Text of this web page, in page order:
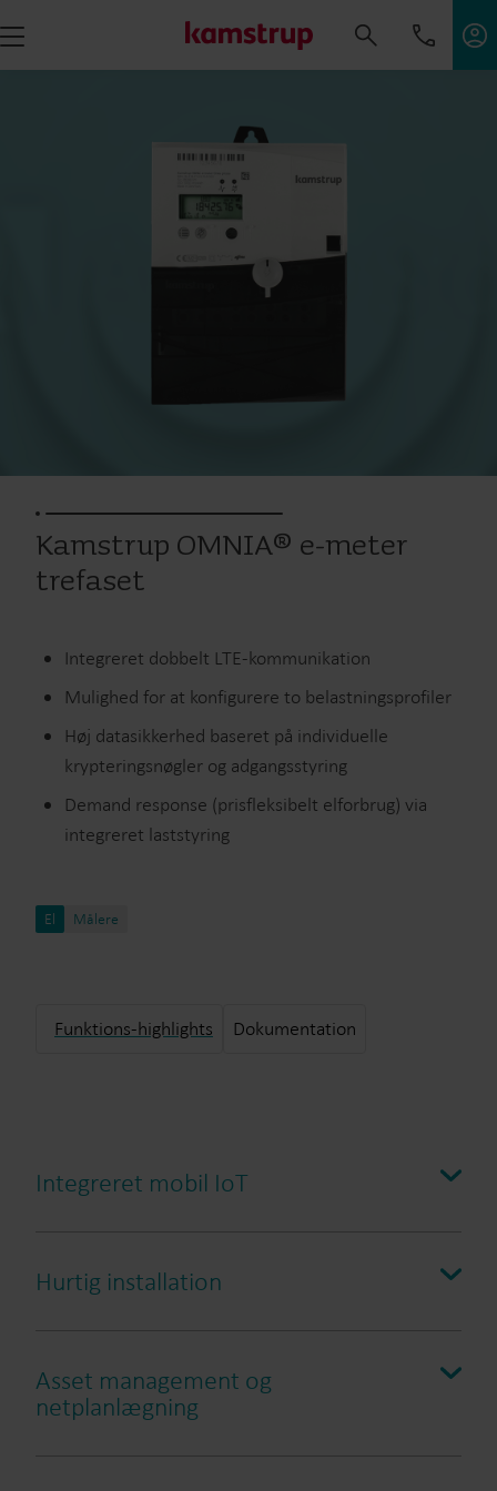
Kamstrup OMNIA® e-meter
trefaset
Integreret dobbelt LTE-kommunikation
Mulighed for at konfigurere to belastningsprofiler
Høj datasikkerhed baseret på individuelle
krypteringsnøgler og adgangsstyring
Demand response (prisfleksibelt elforbrug) via
integreret laststyring
El Målere
Funktions-highlights Dokumentation
Integreret mobil IoT
Hurtig installation
Asset management og
netplanlægning